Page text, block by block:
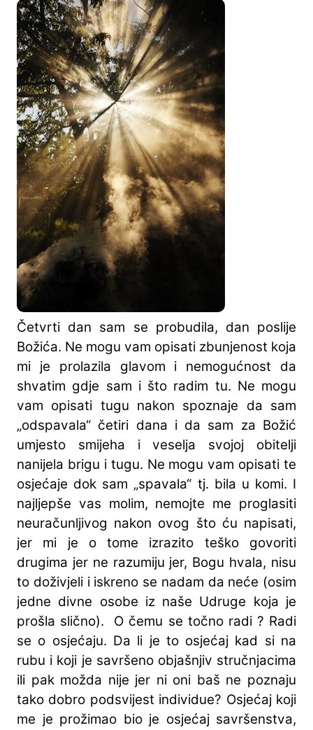
Četvrti dan sam se probudila, dan poslije
Božića. Ne mogu vam opisati zbunjenost koja
mi je prolazila glavom i nemogućnost da
shvatim gdje sam i što radim tu. Ne mogu
vam opisati tugu nakon spoznaje da sam
„odspavala“ četiri dana i da sam za Božić
umjesto smijeha i veselja svojoj obitelji
nanijela brigu i tugu. Ne mogu vam opisati te
osjećaje dok sam „spavala“ tj. bila u komi. I
najljepše vas molim, nemojte me proglasiti
neuračunljivog nakon ovog što ću napisati,
jer mi je o tome izrazito teško govoriti
drugima jer ne razumiju jer, Bogu hvala, nisu
to doživjeli i iskreno se nadam da neće (osim
jedne divne osobe iz naše Udruge koja je
prošla slično). O čemu se točno radi ? Radi
se o osjećaju. Da li je to osjećaj kad si na
rubu i koji je savršeno objašnjiv stručnjacima
ili pak možda nije jer ni oni baš ne poznaju
tako dobro podsvijest individue? Osjećaj koji
me je prožimao bio je osjećaj savršenstva,